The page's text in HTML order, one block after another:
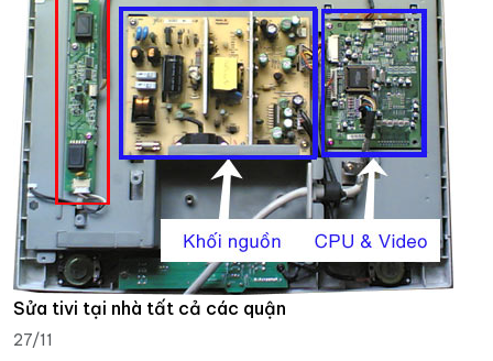
Sửa tivi tại nhà tất cả các quận
27/11